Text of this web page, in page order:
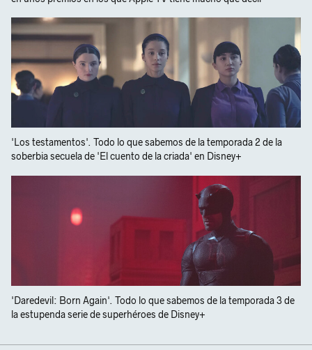
'Los testamentos'. Todo lo que sabemos de la temporada 2 de la
soberbia secuela de 'El cuento de la criada' en Disney+
'Daredevil: Born Again'. Todo lo que sabemos de la temporada 3 de
la estupenda serie de superhéroes de Disney+